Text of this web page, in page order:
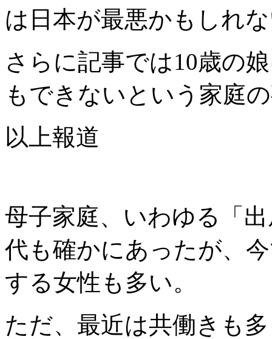
は日本が最悪かもしれ
さらに記事では10歳の
もできないという家庭
以上報道
母子家庭、いわゆる「
代も確かにあったが、
する女性も多い。
ただ、最近は共働きも